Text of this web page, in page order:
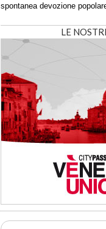
spontanea devozione
LE